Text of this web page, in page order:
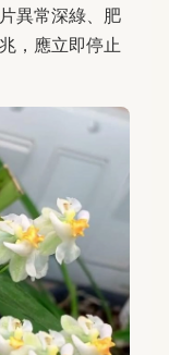
異常深綠、肥
，應立即停止